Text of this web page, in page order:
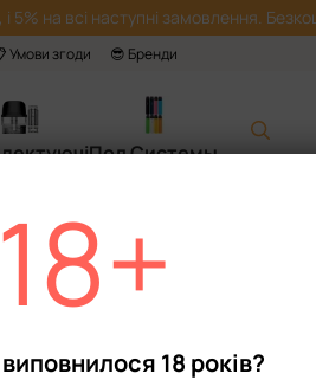
на всі наступні замовлення.
Умови згоди 😎 Бренди
Под Системы
Головна
Набір Рідини Chaser Lux Salt 30
Набір
fruit Guava 50
18+
18 років?